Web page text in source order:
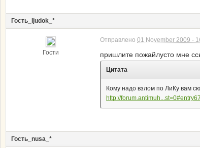
Гость_ljudok_*
Гости
Отправлено 01 November 2009 -
пришлите пожайлусто мне
Цитата
Кому надо взлом по ЛиКу вам
http://
Гость_nusa_*